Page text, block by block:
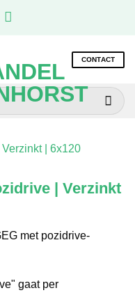
CONTACT
| Verzinkt
met pozidrive-
gaat per